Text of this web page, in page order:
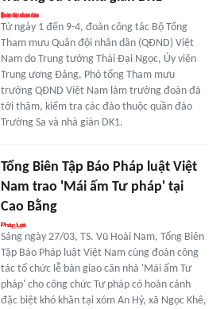
Từ ngày 1 đến 9-4, đoàn công tác Bộ Tổng
Tham mưu Quân đội nhân dân (QĐND) Việt
Nam do Trung tướng Thái Đại Ngọc, Ủy viên
Trung ương Đảng, Phó tổng Tham mưu
trưởng QĐND Việt Nam làm trưởng đoàn đã
tới thăm, kiểm tra các đảo thuộc quần đảo
Trường Sa và nhà giàn DK1.
Tổng Biên Tập Báo Pháp luật Việt
Nam trao 'Mái ấm Tư pháp' tại
Cao Bằng
Sáng ngày 27/03, TS. Vũ Hoài Nam, Tổng Biên
Tập Báo Pháp luật Việt Nam cùng đoàn công
tác tổ chức lễ bàn giao căn nhà 'Mái ấm Tư
pháp' cho công chức Tư pháp có hoàn cảnh
đặc biệt khó khăn tại xóm An Hỷ, xã Ngọc Khê,